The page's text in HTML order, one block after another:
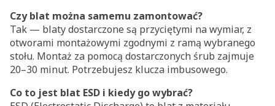
Czy blat można samemu zamontować?
Tak — blaty dostarczone są przyciętymi na wymiar, z
otworami montażowymi zgodnymi z ramą wybranego
stołu. Montaż za pomocą dostarczonych śrub zajmuje
20–30 minut. Potrzebujesz klucza imbusowego.
Co to jest blat ESD i kiedy go wybrać?